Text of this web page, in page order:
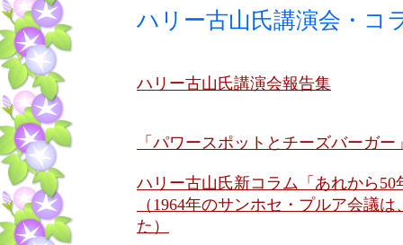
ハリー古山氏講演会・コ
ハリー古山氏講演会報告集
「パワースポットとチーズバーガー
ハリー古山氏新コラム「あれから
（1964年のサンホセ・プルア会議
た）